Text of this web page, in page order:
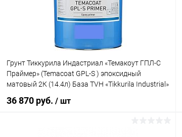
В избранное В наличии
Грунт Тиккурила Индастриал «Темакоут ГПЛ-С
Праймер» (Temacoat GPL-S ) эпоксидный
матовый 2К (14.4л) База TVH «Tikkurila Industrial»
36 870 руб. / шт